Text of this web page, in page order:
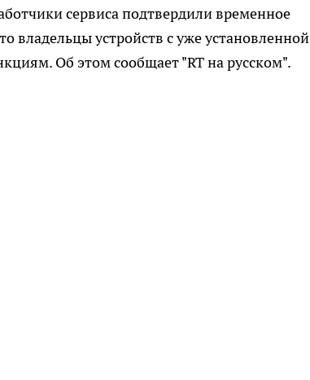
сервиса подтвердили временное
владельцы устройств с уже установленной
Об этом сообщает "RT на русском".